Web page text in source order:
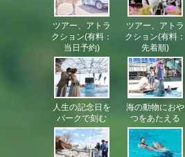
ツアー、アトラ
クション(有料：
当日予約)
ツアー、アトラ
クション(有料：
先着順)
人生の記念日を
パークで刻む
海の動物におや
つをあたえる